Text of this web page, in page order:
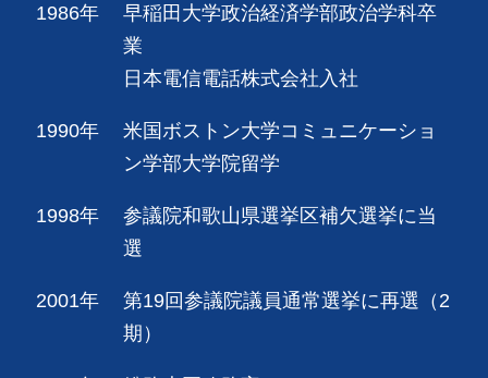
1986年
早稲田大学政治経済学部政治学科卒
業
日本電信電話株式会社入社
1990年
米国ボストン大学コミュニケーショ
ン学部大学院留学
1998年
参議院和歌山県選挙区補欠選挙に当
選
2001年
第19回参議院議員通常選挙に再選（2
期）